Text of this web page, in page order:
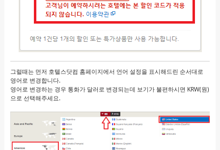
그럴때는 먼저 호텔스닷컴 홈페이지에서 언어 설정을 표시해드린 순서대로
영어로 변경합니다.
영어로 변경하는 경우 통화가 달러로 변경되는데 보기가 불편하시면 KRW(원)
으로 선택해주세요.